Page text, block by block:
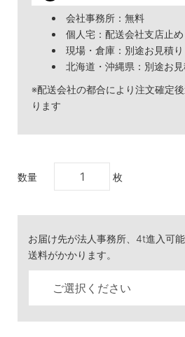
会社事務所：無料
個人宅：配送会社支店止め
現場・倉庫：別途お見積り
北海道・沖縄県：別途お見
※配送会社の都合により注文確定
ります
数量 枚
お届け先が法人事務所、4t進入可
送料がかかります。